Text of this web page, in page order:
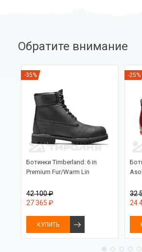
Обратите внимание
-35%
Ботинки Timberland: 6 in
Premium Fur/Warm Lin
42 100 ₽
27 365 ₽
КУПИТЬ
-25%
32
24